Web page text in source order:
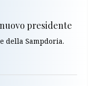
presidente
della Sampdoria.